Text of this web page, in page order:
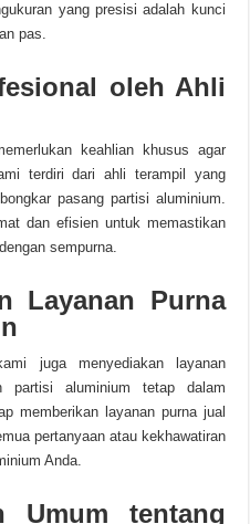
yang presisi adalah kunci
pas.
oleh Ahli
keahlian khusus agar
terdiri dari ahli terampil yang
pasang partisi aluminium.
dan efisien untuk memastikan
sempurna.
Layanan Purna
juga menyediakan layanan
partisi aluminium tetap dalam
memberikan layanan purna jual
pertanyaan atau kekhawatiran
Anda.
Umum tentang